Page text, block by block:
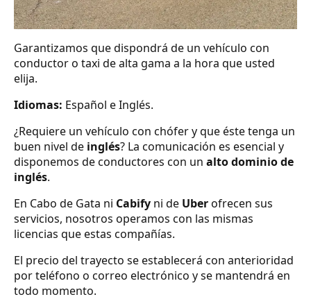
Garantizamos que dispondrá de un vehículo con
conductor o taxi de alta gama a la hora que usted
elija.
Idiomas: Español e Inglés.
¿Requiere un vehículo con chófer y que éste tenga un
buen nivel de inglés? La comunicación es esencial y
disponemos de conductores con un alto dominio de
inglés.
En Cabo de Gata ni Cabify ni de Uberofrecen sus
servicios, nosotros operamos con las mismas
licencias que estas compañías.
El precio del trayecto se establecerá con anterioridad
por teléfono o correo electrónico y se mantendrá en
todo momento.